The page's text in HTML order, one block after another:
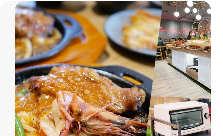
次
開
箱！
駁
二
美
食
推
薦
｜
駁
二
聚
聞
到
迷
人
炙
烤
香
氣
「一
燃
丼
飯
專